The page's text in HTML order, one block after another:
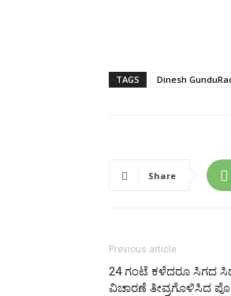
TAGS Dinesh
Share
Previous article
24 ಗಂಟೆ ಕಳೆದರೂ ಸಿಗದ
ವಿಚಾರಣೆ ತೀವ್ರಗೊಳಿಸಿದ